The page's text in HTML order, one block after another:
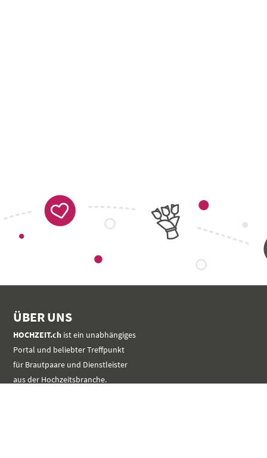
ÜBER UNS
HOCHZEIT.ch ist ein unabhängiges
Portal und beliebter Treffpunkt
für Brautpaare und Dienstleister
aus der Hochzeitsbranche.